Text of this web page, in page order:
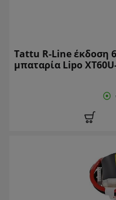
Tattu R-Line έκδοση
μπαταρία Lipo